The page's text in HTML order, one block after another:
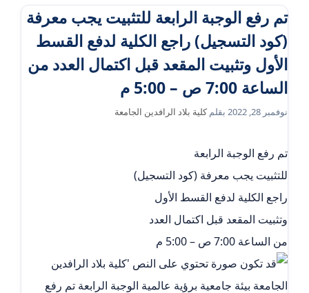
تم رفع الوجبة الرابعة للتثبيت يجب معرفة
(كود التسجيل) راجع الكلية لدفع القسط
الأول وتثبيت المقعد قبل اكتمال العدد من
الساعة 7:00 ص – 5:00 م
نوفمبر 28, 2022 بقلمكلية بلاد الرافدين الجامعة
تم رفع الوجبة الرابعة
للتثبيت يجب معرفة (كود التسجيل)
راجع الكلية لدفع القسط الأول
وتثبيت المقعد قبل اكتمال العدد
من الساعة 7:00 ص – 5:00 م